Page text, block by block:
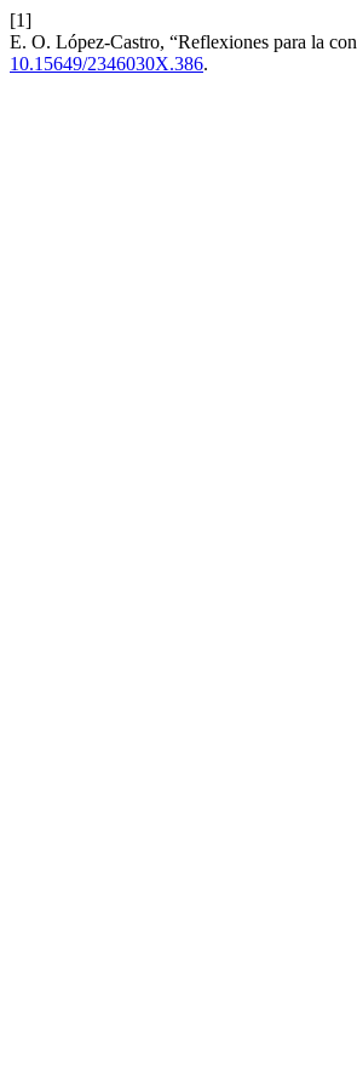
[1]
E. O. López-Castro, “Reflexiones para la
10.15649/2346030X.386.